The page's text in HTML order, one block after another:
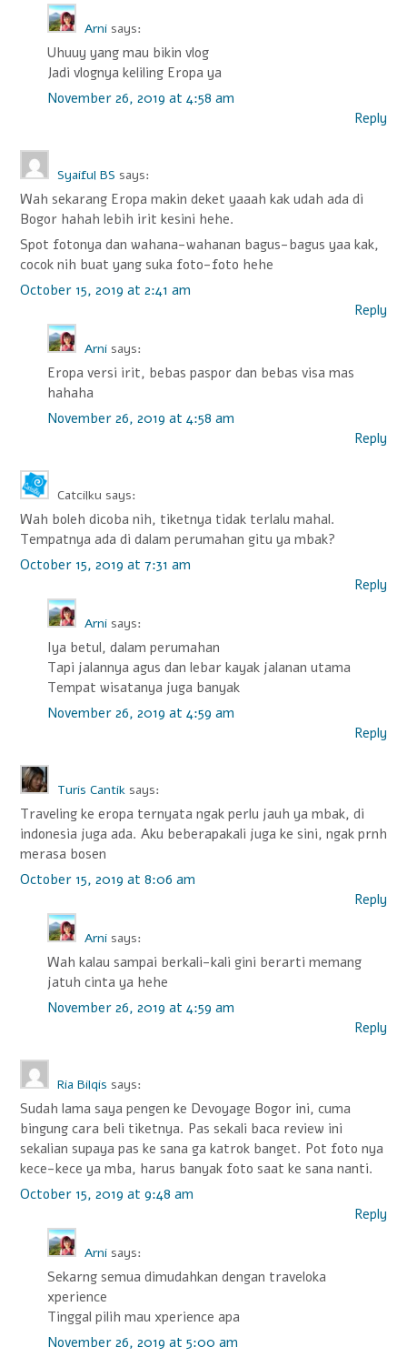
Arni says:
Uhuuy yang mau bikin vlog
Jadi vlognya keliling Eropa ya
November 26, 2019 at 4:58 am
Reply
Syaiful BS says:
Wah sekarang Eropa makin deket yaaah kak udah ada di
Bogor hahah lebih irit kesini hehe.
Spot fotonya dan wahana-wahanan bagus-bagus yaa kak,
cocok nih buat yang suka foto-foto hehe
October 15, 2019 at 2:41 am
Reply
Arni says:
Eropa versi irit, bebas paspor dan bebas visa mas
hahaha
November 26, 2019 at 4:58 am
Reply
Catcilku says:
Wah boleh dicoba nih, tiketnya tidak terlalu mahal.
Tempatnya ada di dalam perumahan gitu ya mbak?
October 15, 2019 at 7:31 am
Reply
Arni says:
Iya betul, dalam perumahan
Tapi jalannya agus dan lebar kayak jalanan utama
Tempat wisatanya juga banyak
November 26, 2019 at 4:59 am
Reply
Turis Cantik says:
Traveling ke eropa ternyata ngak perlu jauh ya mbak, di
indonesia juga ada. Aku beberapakali juga ke sini, ngak prnh
merasa bosen
October 15, 2019 at 8:06 am
Reply
Arni says:
Wah kalau sampai berkali-kali gini berarti memang
jatuh cinta ya hehe
November 26, 2019 at 4:59 am
Reply
Ria Bilqis says:
Sudah lama saya pengen ke Devoyage Bogor ini, cuma
bingung cara beli tiketnya. Pas sekali baca review ini
sekalian supaya pas ke sana ga katrok banget. Pot foto nya
kece-kece ya mba, harus banyak foto saat ke sana nanti.
October 15, 2019 at 9:48 am
Reply
Arni says:
Sekarng semua dimudahkan dengan traveloka
xperience
Tinggal pilih mau xperience apa
November 26, 2019 at 5:00 am